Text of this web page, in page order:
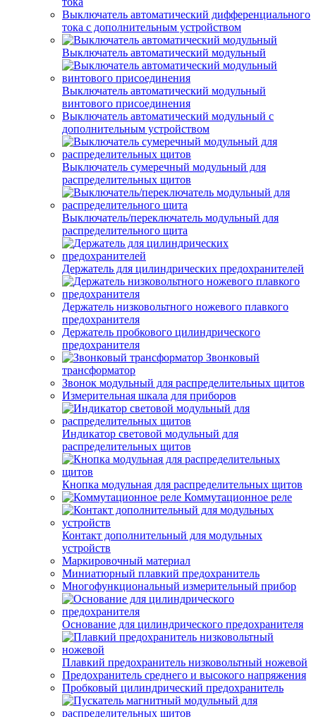
Выключатель автоматический дифференциального
тока с дополнительным устройством
Выключатель автоматический модульный
Выключатель автоматический модульный
винтового присоединения
Выключатель автоматический модульный с
дополнительным устройством
Выключатель сумеречный модульный для
распределительных щитов
Выключатель/переключатель модульный для
распределительного щита
Держатель для цилиндрических предохранителей
Держатель низковольтного ножевого плавкого
предохранителя
Держатель пробкового цилиндрического
предохранителя
Звонковый
трансформатор
Звонок модульный для распределительных щитов
Измерительная шкала для приборов
Индикатор световой модульный для
распределительных щитов
Кнопка модульная для распределительных щитов
Коммутационное реле
Контакт дополнительный для модульных
устройств
Маркировочный материал
Миниатюрный плавкий предохранитель
Многофункциональный измерительный прибор
Основание для цилиндрического предохранителя
Плавкий предохранитель низковольтный ножевой
Предохранитель среднего и высокого напряжения
Пробковый цилиндрический предохранитель